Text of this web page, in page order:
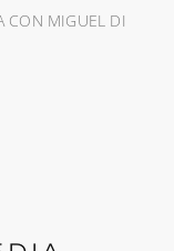
CON MIGUEL DI